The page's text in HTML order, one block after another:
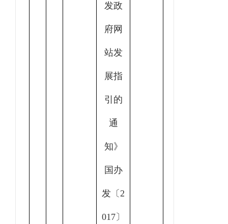
发政
府网
站发
展指
引的
通
知》
国办
发〔2
017〕